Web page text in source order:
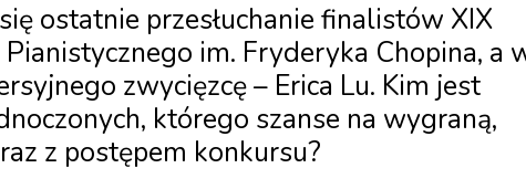
ostatnie przesłuchanie finalistów XIX
im. Fryderyka Chopina, a
zwycięzcę – Erica Lu. Kim jest
którego szanse na wygraną,
z postępem konkursu?